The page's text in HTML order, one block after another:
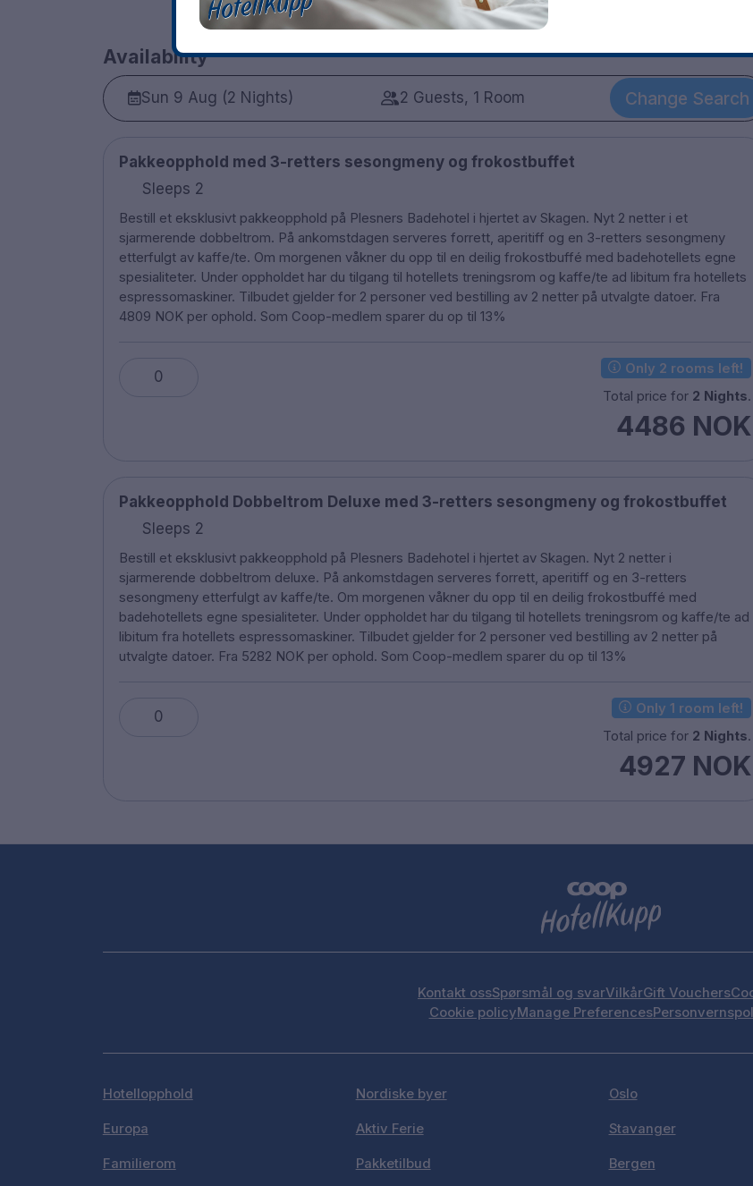
Availability
Sun 9 Aug (2 Nights) 2 Guests, 1 Room Change Search
Pakkeopphold med 3-retters sesongmeny og frokostbuffet
Sleeps 2
Bestill et eksklusivt pakkeopphold på Plesners Badehotel i hjertet av Skagen. Nyt 2 netter i et
sjarmerende dobbeltrom. På ankomstdagen serveres forrett, aperitiff og en 3-retters sesongmeny
etterfulgt av kaffe/te. Om morgenen våkner du opp til en deilig frokostbuffé med badehotellets egne
spesialiteter. Under oppholdet har du tilgang til hotellets treningsrom og kaffe/te ad libitum fra hotellets
espressomaskiner. Tilbudet gjelder for 2 personer ved bestilling av 2 netter på utvalgte datoer. Fra
4809 NOK per ophold. Som Coop-medlem sparer du op til 13%
0
Only 2 rooms left!
Total price for 2 Nights.
4486 NOK
Pakkeopphold Dobbeltrom Deluxe med 3-retters sesongmeny og frokostbuffet
Sleeps 2
Bestill et eksklusivt pakkeopphold på Plesners Badehotel i hjertet av Skagen. Nyt 2 netter i
sjarmerende dobbeltrom deluxe. På ankomstdagen serveres forrett, aperitiff og en 3-retters
sesongmeny etterfulgt av kaffe/te. Om morgenen våkner du opp til en deilig frokostbuffé med
badehotellets egne spesialiteter. Under oppholdet har du tilgang til hotellets treningsrom og kaffe/te ad
libitum fra hotellets espressomaskiner. Tilbudet gjelder for 2 personer ved bestilling av 2 netter på
utvalgte datoer. Fra 5282 NOK per ophold. Som Coop-medlem sparer du op til 13%
0
Only 1 room left!
Total price for 2 Nights.
4927 NOK
Kontakt ossSpørsmål og svarVilkårGift Vouchers
Cookie policyManage Preferences
Hotellopphold
Europa
Familierom
Nordiske byer
Aktiv Ferie
Pakketilbud
Oslo
Stavanger
Bergen